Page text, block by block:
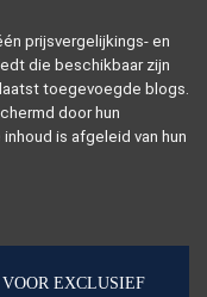
prijsvergelijkings- en
die beschikbaar zijn
toegevoegde blogs.
door hun
is afgeleid van hun
EXCLUSIEF